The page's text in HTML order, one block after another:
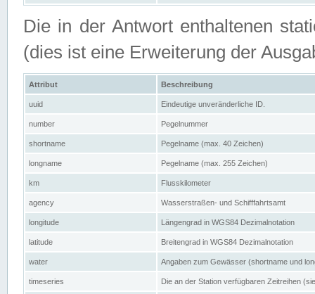
Die in der Antwort enthaltenen
(dies ist eine Erweiterung der
Attribut Beschreibung
uuid Eindeutige unveränderliche ID.
number Pegelnummer
shortname Pegelname (max. 40 Zeichen)
longname Pegelname (max. 255 Zeichen)
km Flusskilometer
agency Wasserstraßen- und Schifffahrtsamt
longitude Längengrad in WGS84 Dezimalnotation
latitude Breitengrad in WGS84 Dezimalnotation
water Angaben zum Gewässer (shortname und
timeseries Die an der Station verfügbaren Zeitreihen